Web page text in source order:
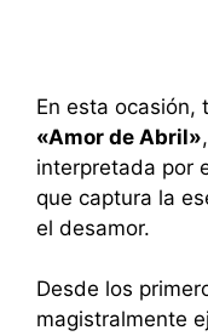
En esta ocasión,
«Amor de Abril»
interpretada por
que captura la
el desamor.
Desde los
magistralmente